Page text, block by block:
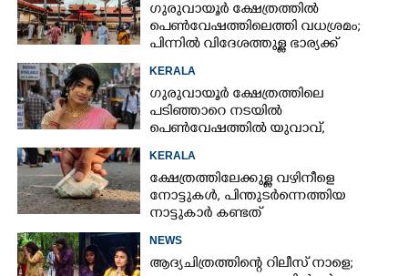
ഗുരുവായൂർ ക്ഷേത്രത്തിൽ
പെൺവേഷത്തിലെത്തി വധശ്രമം;
പിന്നിൽ വിദേശത്തുള്ള ഭാര്യക്ക്
KERALA
ഗുരുവായൂർ ക്ഷേത്രത്തിലെ
പടിഞ്ഞാറെ നടയിൽ
പെൺവേഷത്തിൽ യുവാവ്,​
തെളിഞ്ഞത് വൻഗൂഢാലോചന
KERALA
ക്ഷേത്രത്തിലേക്കുള്ള വഴിനീളെ
നോട്ടുകൾ,​ പിന്തുടർന്നെത്തിയ
നാട്ടുകാർ കണ്ടത്
NEWS
ആദ്യചിത്രത്തിന്റെ റിലീസ് നാളെ;